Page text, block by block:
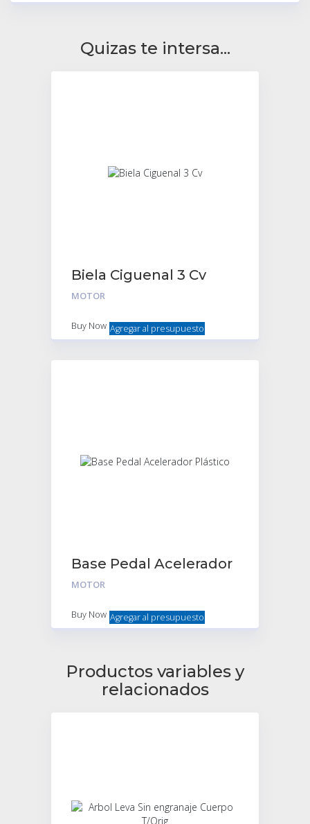
Quizas te intersa...
Biela Ciguenal 3 Cv
MOTOR
Buy Now Agregar al presupuesto
Base Pedal Acelerador
Plástico
MOTOR
Buy Now Agregar al presupuesto
Productos variables y
relacionados